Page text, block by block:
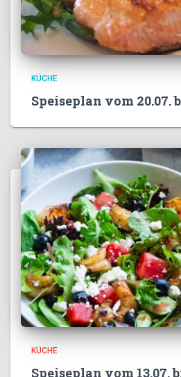
KÜCHE
Speiseplan vom 20.07.
KÜCHE
Speiseplan vom 13.07.